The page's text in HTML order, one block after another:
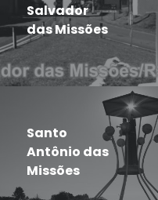
Salvador
das Missões
Santo
Antônio das
Missões